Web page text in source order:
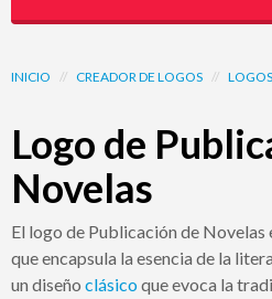
INICIO // CREADOR DE LOGOS // LOGOS
Logo de
Novelas
El logo de Publicación de Novelas
que encapsula la esencia de la
un diseño clásicoque evoca la